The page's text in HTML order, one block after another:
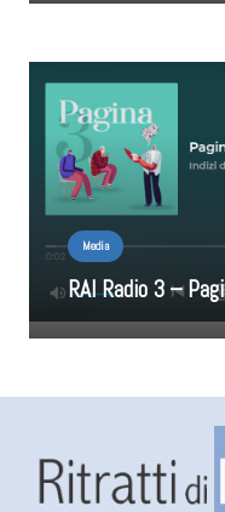
Media
RAI Radio 3 –